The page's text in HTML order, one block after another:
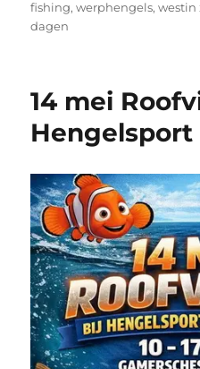
fishing,werphengels,westin
dagen
14 mei